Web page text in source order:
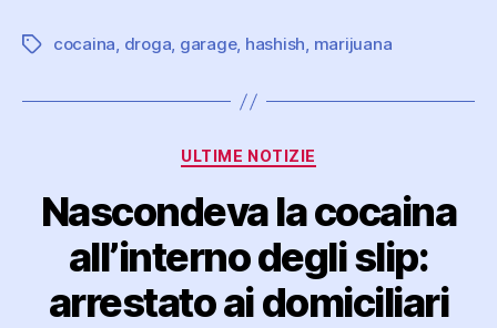
Tag cocaina, droga, garage, hashish, marijuana
Categorie
ULTIME NOTIZIE
Nascondeva la cocaina
all’interno degli slip:
arrestato ai domiciliari